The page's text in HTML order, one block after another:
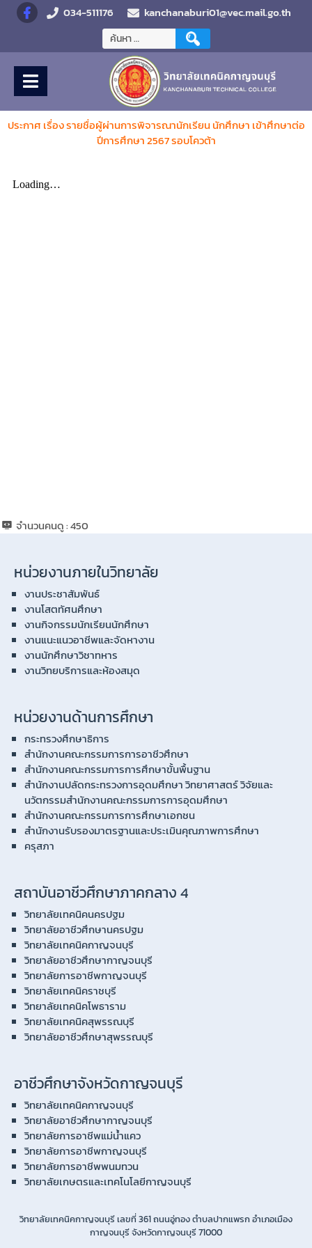
034-511176 kanchanaburi01@vec.mail.go.th
ประกาศ เรื่อง รายชื่อผู้ผ่านการพิจารณานักเรียน นักศึกษา เข้าศึกษาต่อ
ปีการศึกษา 2567 รอบโควต้า
จำนวนคนดู :450
หน่วยงานภายในวิทยาลัย
งานประชาสัมพันธ์
งานโสตทัศนศึกษา
งานกิจกรรมนักเรียนนักศึกษา
งานแนะแนวอาชีพและจัดหางาน
งานนักศึกษาวิชาทหาร
งานวิทยบริการและห้องสมุด
หน่วยงานด้านการศึกษา
กระทรวงศึกษาธิการ
สำนักงานคณะกรรมการการอาชีวศึกษา
สำนักงานคณะกรรมการการศึกษาขั้นพื้นฐาน
สำนักงานปลัดกระทรวงการอุดมศึกษา วิทยาศาสตร์ วิจัยและ
นวัตกรรมสำนักงานคณะกรรมการการอุดมศึกษา
สำนักงานคณะกรรมการการศึกษาเอกชน
สำนักงานรับรองมาตรฐานและประเมินคุณภาพการศึกษา
ครุสภา
สถาบันอาชีวศึกษาภาคกลาง 4
วิทยาลัยเทคนิคนครปฐม
วิทยาลัยอาชีวศึกษานครปฐม
วิทยาลัยเทคนิคกาญจนบุรี
วิทยาลัยอาชีวศึกษากาญจนบุรี
วิทยาลัยการอาชีพกาญจนบุรี
วิทยาลัยเทคนิคราชบุรี
วิทยาลัยเทคนิคโพธาราม
วิทยาลัยเทคนิคสุพรรณบุรี
วิทยาลัยอาชีวศึกษาสุพรรณบุรี
อาชีวศึกษาจังหวัดกาญจนบุรี
วิทยาลัยเทคนิคกาญจนบุรี
วิทยาลัยอาชีวศึกษากาญจนบุรี
วิทยาลัยการอาชีพแม่น้ำแคว
วิทยาลัยการอาชีพกาญจนบุรี
วิทยาลัยการอาชีพพนมทวน
วิทยาลัยเกษตรและเทคโนโลยีกาญจนบุรี
วิทยาลัยเทคนิคกาญจนบุรี เลขที่ 361 ถนนอู่ทอง ตำบลปากแพรก อำเภอเมือง
กาญจนบุรี จังหวัดกาญจนบุรี 71000